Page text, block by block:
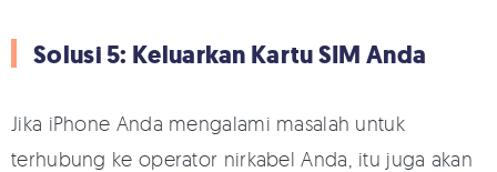
Solusi 5: Keluarkan Kartu SIM Anda
Jika iPhone Anda mengalami masalah untuk
terhubung ke operator nirkabel Anda, itu juga akan